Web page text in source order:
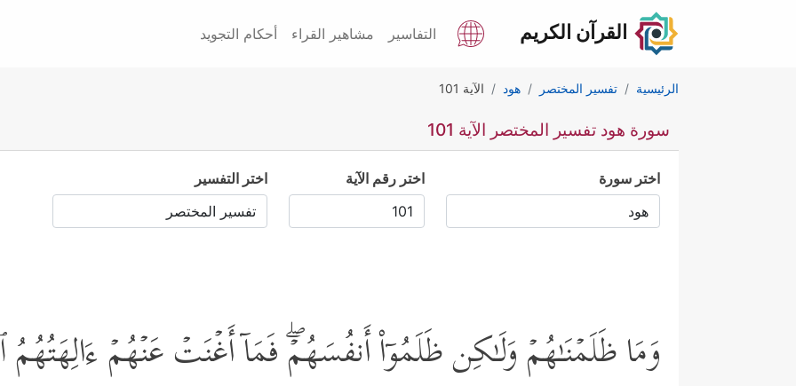
القرآن الكريم التفاسير مشاهير القراء أحكام التجويد
الرئيسية تفسير المختصر هود الآية 101
سورة هود تفسير المختصر الآية 101
اختر سورة اختر رقم الآية اختر التفسير
وَمَا ظَلَمۡنَـٰهُمۡ وَلَـٰكِن ظَلَمُوۤاْ أَنفُسَهُمۡۖ فَمَاۤ أَغۡنَتۡ عَنۡهُمۡ ءَالِهَتُهُمُ